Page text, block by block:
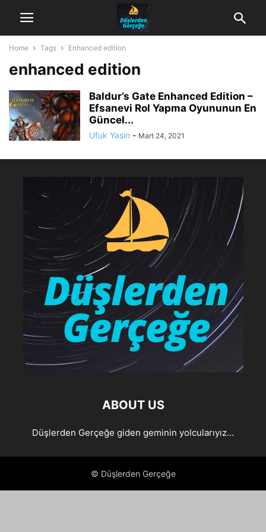
Home Tags Enhanced edition
enhanced edition
Baldur’s Gate Enhanced Edition –
Efsanevi Rol Yapma Oyununun En
Güncel...
Ufuk Yasin - Mart 24, 2021
ABOUT US
Düşlerden Gerçeğe giden geminin yolcularıyız...
© Düşlerden Gerçeğe